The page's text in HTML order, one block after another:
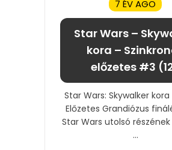
7 ÉV AGO
Star Wars –
kora –
előzetes #3
Star Wars: Skywalker
Előzetes Grandiózus
Star Wars utolsó
...